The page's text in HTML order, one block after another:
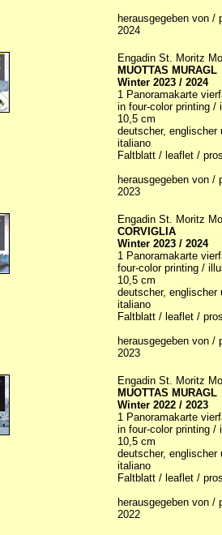
herausgegeben von
2024
Engadin St. Moritz
MUOTTAS MURAGL
Winter 2023 / 2024
1 Panoramakarte
in four-color printing /
10,5 cm
deutscher,
italiano
Faltblatt / leaflet /
herausgegeben von
2023
Engadin St. Moritz
CORVIGLIA
Winter 2023 / 2024
1 Panoramakarte
four-color printing /
10,5 cm
deutscher,
italiano
Faltblatt / leaflet /
herausgegeben von
2023
Engadin St. Moritz
MUOTTAS MURAGL
Winter 2022 / 2023
1 Panoramakarte
in four-color printing /
10,5 cm
deutscher,
italiano
Faltblatt / leaflet /
herausgegeben von
2022